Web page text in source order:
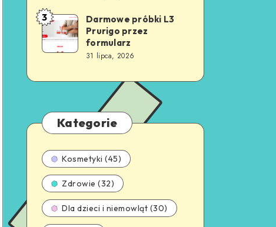
3
Darmowe próbki L3
Prurigo przez
formularz
31 lipca, 2026
Kategorie
Kosmetyki (45)
Zdrowie (32)
Dla dzieci i niemowląt (30)